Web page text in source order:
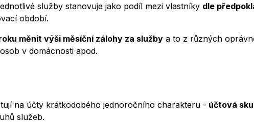
služby stanovuje jako podíl mezi vlastníky dle
období.
měnit výši měsíční zálohy za služby a to z různých
v domácnosti apod.
na účty krátkodobého jednoročního charakteru - účtová
služeb.